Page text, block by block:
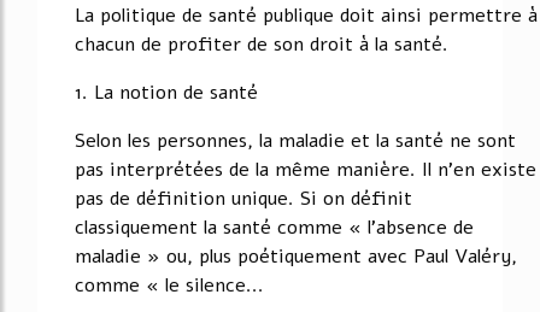
La politique de santé publique doit ainsi permettre à
chacun de profiter de son droit à la santé.
1. La notion de santé
Selon les personnes, la maladie et la santé ne sont
pas interprétées de la même manière. Il n'en existe
pas de définition unique. Si on définit
classiquement la santé comme « l'absence de
maladie » ou, plus poétiquement avec Paul Valéry,
comme « le silence...